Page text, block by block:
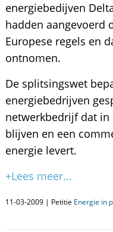
energiebedijven
hadden aangevoerd
Europese regels en
ontnomen.
De splitsingswet
energiebedrijven
netwerkbedrijf dat
blijven en een
energie levert.
+Lees meer...
11-03-2009 | Petitie Energie in